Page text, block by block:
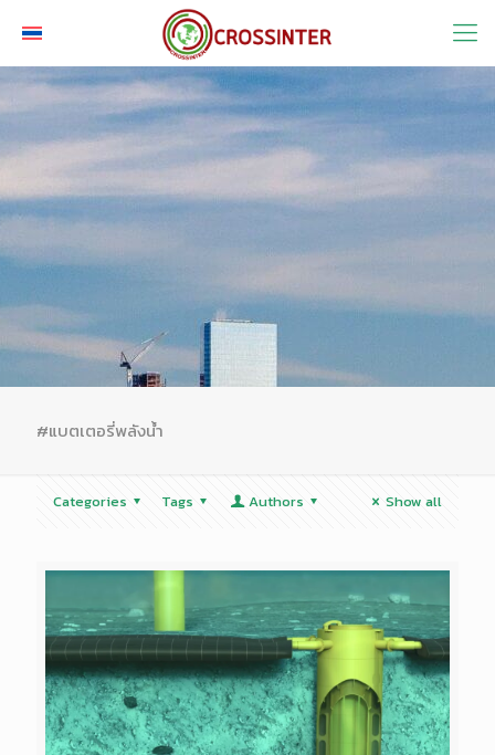
#แบตเตอรี่พลังน้ำ
Categories Tags Authors Show all